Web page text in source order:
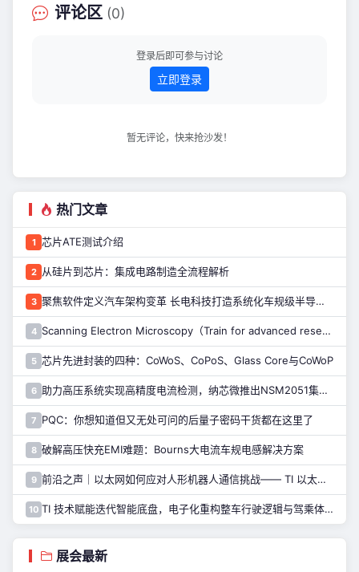
alt="图片" class="rich\_pages wxw-img" data-ra
评论区 (0)
登录后即可参与讨论
立即登录
暂无评论，快来抢沙发！
热门文章
1 芯片ATE测试介绍
2 从硅片到芯片：集成电路制造全流程解析
3 聚焦软件定义汽车架构变革 长电科技打造系统化车规级半导体封测能力
4 Scanning Electron Microscopy（Train for advanced research）扫描电子显微镜介绍（二）
5 芯片先进封装的四种：CoWoS、CoPoS、Glass Core与CoWoP
6 助力高压系统实现高精度电流检测，纳芯微推出NSM2051集成式霍尔电流传感器
7 PQC：你想知道但又无处可问的后量子密码干货都在这里了
8 破解高压快充EMI难题：Bourns大电流车规电感解决方案
9 前沿之声｜以太网如何应对人形机器人通信挑战—— TI 以太网产品系列助力解决
10 TI 技术赋能迭代智能底盘，电子化重构整车行驶逻辑与驾乘体验
展会最新